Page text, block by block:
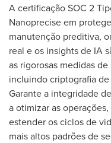
A certificação SOC 2
Nanoprecise em
manutenção preditiva,
real e os insights de IA
as rigorosas medidas
incluindo criptografia
Garante a integridade
a otimizar as
estender os ciclos de
mais altos padrões de